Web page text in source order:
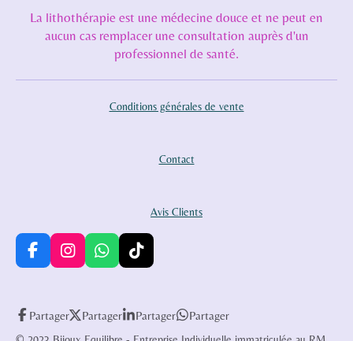
La lithothérapie est une médecine douce et ne peut en
aucun cas remplacer une consultation auprès d'un
professionnel de santé.
Conditions générales de vente
Contact
Avis Clients
F
a
b
o
I
n
a
g
W
h
s
A
T
i
o
k
Partager Partager Partager Partager